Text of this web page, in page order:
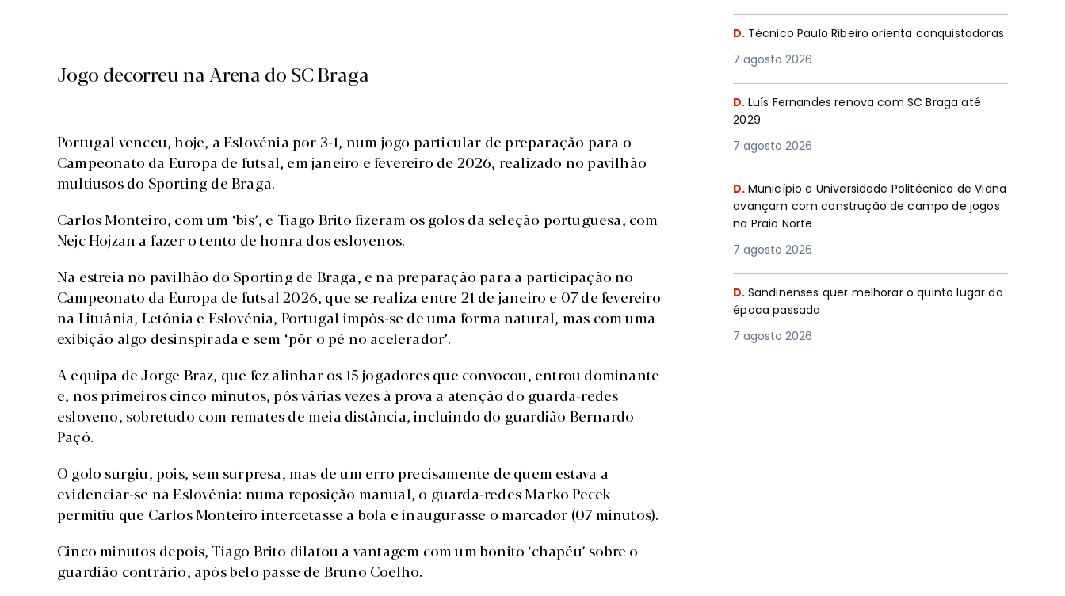
Jogo decorreu na Arena do SC Braga
Portugal venceu, hoje, a Eslovénia por 3-1, num jogo particular de preparação para o
Campeonato da Europa de futsal, em janeiro e fevereiro de 2026, realizado no pavilhão
multiusos do Sporting de Braga.
Carlos Monteiro, com um ‘bis’, e Tiago Brito fizeram os golos da seleção portuguesa, com
Nejc Hojzan a fazer o tento de honra dos eslovenos.
Na estreia no pavilhão do Sporting de Braga, e na preparação para a participação no
Campeonato da Europa de futsal 2026, que se realiza entre 21 de janeiro e 07 de fevereiro
na Lituânia, Letónia e Eslovénia, Portugal impôs-se de uma forma natural, mas com uma
exibição algo desinspirada e sem ‘pôr o pé no acelerador’.
A equipa de Jorge Braz, que fez alinhar os 15 jogadores que convocou, entrou dominante
e, nos primeiros cinco minutos, pôs várias vezes à prova a atenção do guarda-redes
esloveno, sobretudo com remates de meia distância, incluindo do guardião Bernardo
Paçó.
O golo surgiu, pois, sem surpresa, mas de um erro precisamente de quem estava a
evidenciar-se na Eslovénia: numa reposição manual, o guarda-redes Marko Pecek
permitiu que Carlos Monteiro intercetasse a bola e inaugurasse o marcador (07 minutos).
Cinco minutos depois, Tiago Brito dilatou a vantagem com um bonito ‘chapéu’ sobre o
guardião contrário, após belo passe de Bruno Coelho.
D. Técnico Paulo Ribeiro orienta conquistadoras
7 agosto 2026
D. Luís Fernandes renova com SC Braga até
2029
7 agosto 2026
D. Município e Universidade Politécnica de Viana
avançam com construção de campo de jogos
na Praia Norte
7 agosto 2026
D. Sandinenses quer melhorar o quinto lugar da
época passada
7 agosto 2026